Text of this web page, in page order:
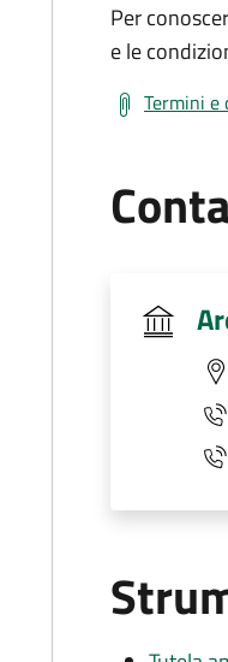
Per
e le
Termini e